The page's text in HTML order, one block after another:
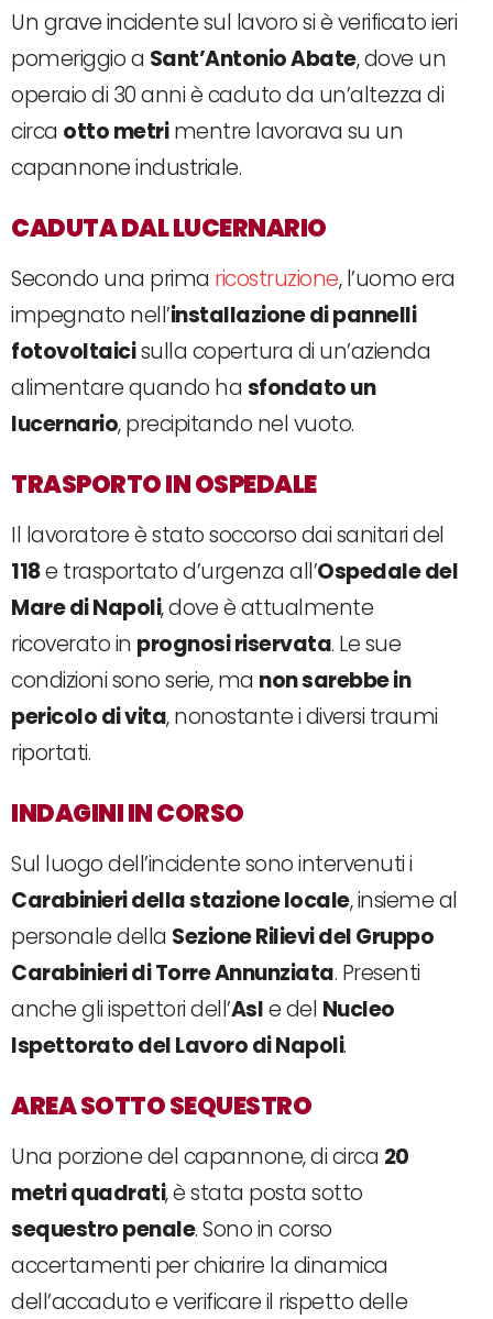
Un grave incidente sul lavoro si è verificato ieri
pomeriggio a Sant’Antonio Abate, dove un
operaio di 30 anni è caduto da un’altezza di
circa otto metrimentre lavorava su un
capannone industriale.
CADUTA DAL LUCERNARIO
Secondo una prima ricostruzione, l’uomo era
impegnato nell’installazione di pannelli
fotovoltaicisulla copertura di un’azienda
alimentare quando ha sfondato un
lucernario, precipitando nel vuoto.
TRASPORTO IN OSPEDALE
Il lavoratore è stato soccorso dai sanitari del
118e trasportato d’urgenza all’Ospedale del
Mare di Napoli, dove è attualmente
ricoverato in prognosi riservata. Le sue
condizioni sono serie, ma non sarebbe in
pericolo di vita, nonostante i diversi traumi
riportati.
INDAGINI IN CORSO
Sul luogo dell’incidente sono intervenuti i
Carabinieri della stazione locale, insieme al
personale della Sezione Rilievi del Gruppo
Carabinieri di Torre Annunziata. Presenti
anche gli ispettori dell’Asle del Nucleo
Ispettorato del Lavoro di Napoli.
AREA SOTTO SEQUESTRO
Una porzione del capannone, di circa 20
metri quadrati, è stata posta sotto
sequestro penale. Sono in corso
accertamenti per chiarire la dinamica
dell’accaduto e verificare il rispetto delle